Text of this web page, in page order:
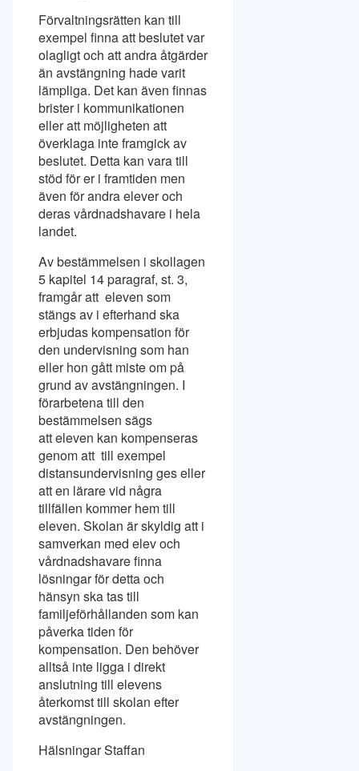
Förvaltningsrätten kan till
exempel finna att beslutet var
olagligt och att andra åtgärder
än avstängning hade varit
lämpliga. Det kan även finnas
brister i kommunikationen
eller att möjligheten att
överklaga inte framgick av
beslutet. Detta kan vara till
stöd för er i framtiden men
även för andra elever och
deras vårdnadshavare i hela
landet.
Av bestämmelsen i skollagen
5 kapitel 14 paragraf, st. 3,
framgår att eleven som
stängs av i efterhand ska
erbjudas kompensation för
den undervisning som han
eller hon gått miste om på
grund av avstängningen. I
förarbetena till den
bestämmelsen sägs
att eleven kan kompenseras
genom att till exempel
distansundervisning ges eller
att en lärare vid några
tillfällen kommer hem till
eleven. Skolan är skyldig att i
samverkan med elev och
vårdnadshavare finna
lösningar för detta och
hänsyn ska tas till
familjeförhållanden som kan
påverka tiden för
kompensation. Den behöver
alltså inte ligga i direkt
anslutning till elevens
återkomst till skolan efter
avstängningen.
Hälsningar Staffan